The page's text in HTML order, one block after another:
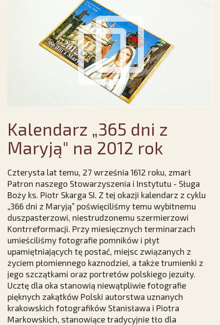
Kalendarz „365 dni z
Maryją" na 2012 rok
Czterysta lat temu, 27 września 1612 roku, zmarł
Patron naszego Stowarzyszenia i Instytutu - Sługa
Boży ks. Piotr Skarga SI. Z tej okazji kalendarz z cyklu
„366 dni z Maryją” poświęciliśmy temu wybitnemu
duszpasterzowi, niestrudzonemu szermierzowi
Kontrreformacji. Przy miesięcznych terminarzach
umieściliśmy fotografie pomników i płyt
upamiętniających tę postać, miejsc związanych z
życiem płomiennego kaznodziei, a także trumienki z
jego szczątkami oraz portretów polskiego jezuity.
Ucztę dla oka stanowią niewątpliwie fotografie
pięknych zakątków Polski autorstwa uznanych
krakowskich fotografików Stanisława i Piotra
Markowskich, stanowiące tradycyjnie tło dla